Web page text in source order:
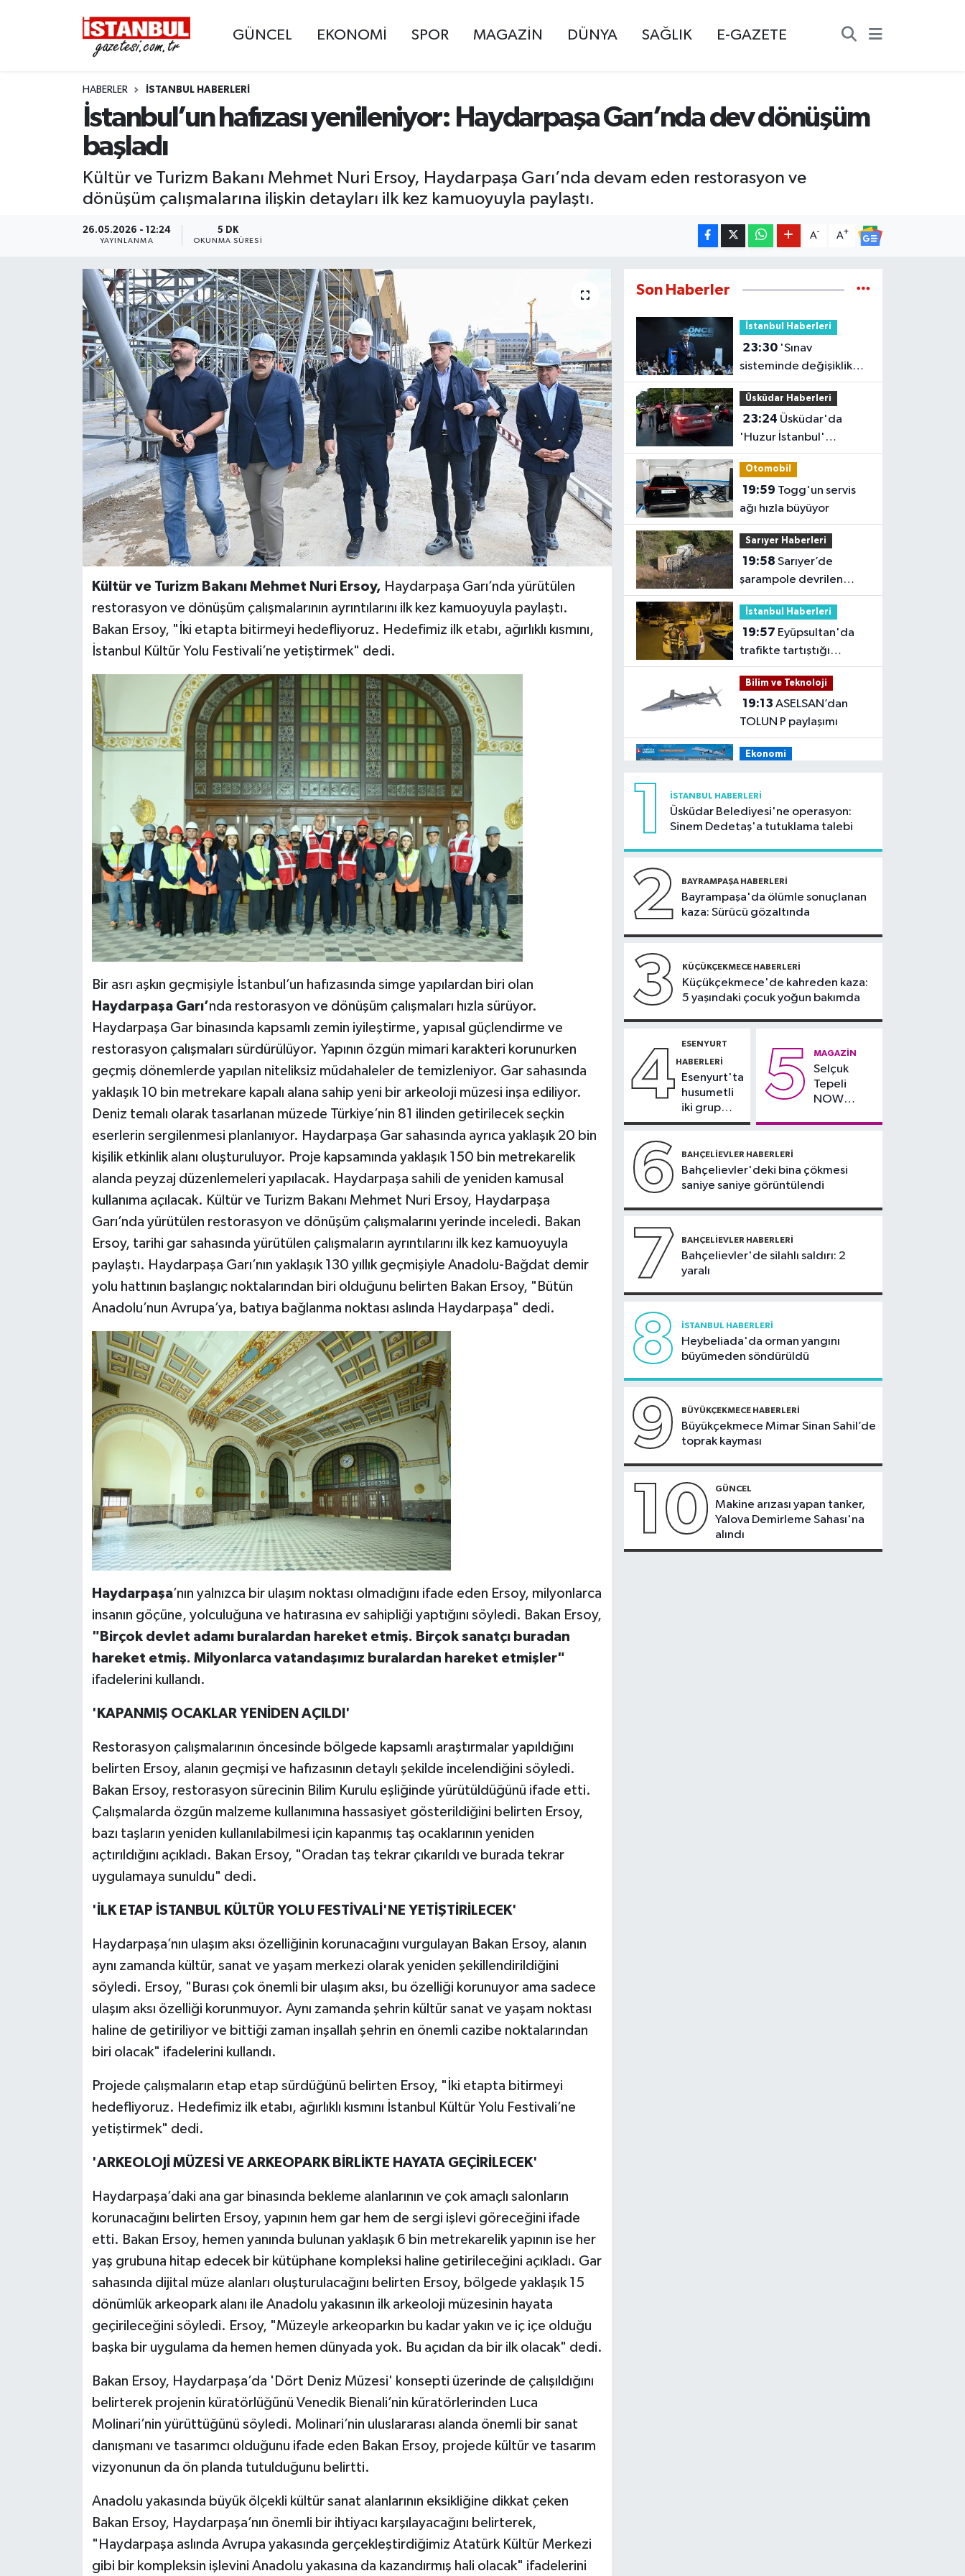
GÜNCEL EKONOMİ SPOR MAGAZİN DÜNYA SAĞLIK E-GAZETE
HABERLER İSTANBUL HABERLERI
İstanbul’un hafızası yenileniyor: Haydarpaşa Garı’nda dev dönüşüm
başladı
Kültür ve Turizm Bakanı Mehmet Nuri Ersoy, Haydarpaşa Garı’nda devam eden restorasyon ve
dönüşüm çalışmalarına ilişkin detayları ilk kez kamuoyuyla paylaştı.
26.05.2026 - 12:24
YAYINLANMA
5 DK
OKUNMA SÜRESI
A- A+
Kültür ve Turizm Bakanı Mehmet Nuri Ersoy, Haydarpaşa Garı’nda yürütülen
restorasyon ve dönüşüm çalışmalarının ayrıntılarını ilk kez kamuoyuyla paylaştı.
Bakan Ersoy, "İki etapta bitirmeyi hedefliyoruz. Hedefimiz ilk etabı, ağırlıklı kısmını,
İstanbul Kültür Yolu Festivali’ne yetiştirmek" dedi.
Bir asrı aşkın geçmişiyle İstanbul’un hafızasında simge yapılardan biri olan
Haydarpaşa Garı’nda restorasyon ve dönüşüm çalışmaları hızla sürüyor.
Haydarpaşa Gar binasında kapsamlı zemin iyileştirme, yapısal güçlendirme ve
restorasyon çalışmaları sürdürülüyor. Yapının özgün mimari karakteri korunurken
geçmiş dönemlerde yapılan niteliksiz müdahaleler de temizleniyor. Gar sahasında
yaklaşık 10 bin metrekare kapalı alana sahip yeni bir arkeoloji müzesi inşa ediliyor.
Deniz temalı olarak tasarlanan müzede Türkiye’nin 81 ilinden getirilecek seçkin
eserlerin sergilenmesi planlanıyor. Haydarpaşa Gar sahasında ayrıca yaklaşık 20 bin
kişilik etkinlik alanı oluşturuluyor. Proje kapsamında yaklaşık 150 bin metrekarelik
alanda peyzaj düzenlemeleri yapılacak. Haydarpaşa sahili de yeniden kamusal
kullanıma açılacak. Kültür ve Turizm Bakanı Mehmet Nuri Ersoy, Haydarpaşa
Garı’nda yürütülen restorasyon ve dönüşüm çalışmalarını yerinde inceledi. Bakan
Ersoy, tarihi gar sahasında yürütülen çalışmaların ayrıntılarını ilk kez kamuoyuyla
paylaştı. Haydarpaşa Garı’nın yaklaşık 130 yıllık geçmişiyle Anadolu-Bağdat demir
yolu hattının başlangıç noktalarından biri olduğunu belirten Bakan Ersoy, "Bütün
Anadolu’nun Avrupa’ya, batıya bağlanma noktası aslında Haydarpaşa" dedi.
Haydarpaşa’nın yalnızca bir ulaşım noktası olmadığını ifade eden Ersoy, milyonlarca
insanın göçüne, yolculuğuna ve hatırasına ev sahipliği yaptığını söyledi. Bakan Ersoy,
"Birçok devlet adamı buralardan hareket etmiş. Birçok sanatçı buradan
hareket etmiş. Milyonlarca vatandaşımız buralardan hareket etmişler"
ifadelerini kullandı.
'KAPANMIŞ OCAKLAR YENİDEN AÇILDI'
Restorasyon çalışmalarının öncesinde bölgede kapsamlı araştırmalar yapıldığını
belirten Ersoy, alanın geçmişi ve hafızasının detaylı şekilde incelendiğini söyledi.
Bakan Ersoy, restorasyon sürecinin Bilim Kurulu eşliğinde yürütüldüğünü ifade etti.
Çalışmalarda özgün malzeme kullanımına hassasiyet gösterildiğini belirten Ersoy,
bazı taşların yeniden kullanılabilmesi için kapanmış taş ocaklarının yeniden
açtırıldığını açıkladı. Bakan Ersoy, "Oradan taş tekrar çıkarıldı ve burada tekrar
uygulamaya sunuldu" dedi.
'İLK ETAP İSTANBUL KÜLTÜR YOLU FESTİVALİ'NE YETİŞTİRİLECEK'
Haydarpaşa’nın ulaşım aksı özelliğinin korunacağını vurgulayan Bakan Ersoy, alanın
aynı zamanda kültür, sanat ve yaşam merkezi olarak yeniden şekillendirildiğini
söyledi. Ersoy, "Burası çok önemli bir ulaşım aksı, bu özelliği korunuyor ama sadece
ulaşım aksı özelliği korunmuyor. Aynı zamanda şehrin kültür sanat ve yaşam noktası
haline de getiriliyor ve bittiği zaman inşallah şehrin en önemli cazibe noktalarından
biri olacak" ifadelerini kullandı.
Projede çalışmaların etap etap sürdüğünü belirten Ersoy, "İki etapta bitirmeyi
hedefliyoruz. Hedefimiz ilk etabı, ağırlıklı kısmını İstanbul Kültür Yolu Festivali’ne
yetiştirmek" dedi.
'ARKEOLOJİ MÜZESİ VE ARKEOPARK BİRLİKTE HAYATA GEÇİRİLECEK'
Haydarpaşa’daki ana gar binasında bekleme alanlarının ve çok amaçlı salonların
korunacağını belirten Ersoy, yapının hem gar hem de sergi işlevi göreceğini ifade
etti. Bakan Ersoy, hemen yanında bulunan yaklaşık 6 bin metrekarelik yapının ise her
yaş grubuna hitap edecek bir kütüphane kompleksi haline getirileceğini açıkladı. Gar
sahasında dijital müze alanları oluşturulacağını belirten Ersoy, bölgede yaklaşık 15
dönümlük arkeopark alanı ile Anadolu yakasının ilk arkeoloji müzesinin hayata
geçirileceğini söyledi. Ersoy, "Müzeyle arkeoparkın bu kadar yakın ve iç içe olduğu
başka bir uygulama da hemen hemen dünyada yok. Bu açıdan da bir ilk olacak" dedi.
Bakan Ersoy, Haydarpaşa’da 'Dört Deniz Müzesi' konsepti üzerinde de çalışıldığını
belirterek projenin küratörlüğünü Venedik Bienali’nin küratörlerinden Luca
Molinari’nin yürüttüğünü söyledi. Molinari’nin uluslararası alanda önemli bir sanat
danışmanı ve tasarımcı olduğunu ifade eden Bakan Ersoy, projede kültür ve tasarım
vizyonunun da ön planda tutulduğunu belirtti.
Anadolu yakasında büyük ölçekli kültür sanat alanlarının eksikliğine dikkat çeken
Bakan Ersoy, Haydarpaşa’nın önemli bir ihtiyacı karşılayacağını belirterek,
"Haydarpaşa aslında Avrupa yakasında gerçekleştirdiğimiz Atatürk Kültür Merkezi
gibi bir kompleksin işlevini Anadolu yakasına da kazandırmış hali olacak" ifadelerini
Son Haberler
İstanbul Haberleri
23:30'Sınav
sisteminde değişiklik
yok ama sorular
müfredata uygun hale
gelecek'
Üsküdar Haberleri
23:24
'Huzur İstanbul'
denetimi
Otomobil
19:59
ağı hızla büyüyor
Sarıyer Haberleri
19:58
şarampole devrilen
hafriyat kamyonunun
şoförü yaralandı
İstanbul Haberleri
19:57
trafikte tartıştığı
sürücünün önünü kesip
tehdit eden saldırgana
180 bin lira ceza
Bilim ve Teknoloji
19:13
TOLUN P paylaşımı
Ekonomi
ayında 9,5 milyon yolcu
taşıdı
Bilim ve Teknoloji
nesil uydulara taşınıyor
Otomobil
19:03Motosiklet
deneyimi denize
Güncel
19:00'Çerçeve yasa'
teklifi komisyonda
1 İSTANBUL HABERLERI
Üsküdar Belediyesi'ne operasyon:
Sinem Dedetaş'a tutuklama talebi
2 BAYRAMPAŞA HABERLERI
Bayrampaşa'da ölümle sonuçlanan
kaza: Sürücü gözaltında
3 KÜÇÜKÇEKMECE HABERLERI
Küçükçekmece'de kahreden kaza:
5 yaşındaki çocuk yoğun bakımda
4 ESENYURT
HABERLERI
Esenyurt'ta
husumetli
iki grup
arasında
kavga
5 MAGAZIN
Selçuk
Tepeli
NOW
6 BAHÇELIEVLER HABERLERI
Bahçelievler'deki bina çökmesi
saniye saniye görüntülendi
7 BAHÇELIEVLER HABERLERI
Bahçelievler'de silahlı saldırı: 2
yaralı
8 İSTANBUL HABERLERI
Heybeliada'da orman yangını
büyümeden söndürüldü
9 BÜYÜKÇEKMECE HABERLERI
Büyükçekmece Mimar Sinan Sahil’de
toprak kayması
10 GÜNCEL
Makine arızası yapan tanker,
Yalova Demirleme Sahası'na
alındı
EKONOMİ
İSTANBUL
KÜLTÜR SANAT
SAĞLIK
BİLİM VE TEKNOLOJİ
OTOMOBİL
KURUMSAL
Nöbetçi Eczaneler
Hava Durumu
Trafik Durumu
Tüm Manşetler
Son Dakika Haberleri
Haber Arşivi